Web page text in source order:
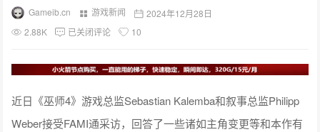
Gameib.cn 游戏新闻
2024年12月28日
2.88K
已关闭评论 10
近日《巫师4》游戏总监Sebastian Kalemba和叙事总监Philipp
Weber接受FAMI通采访，回答了一些诸如主角变更等和本作有